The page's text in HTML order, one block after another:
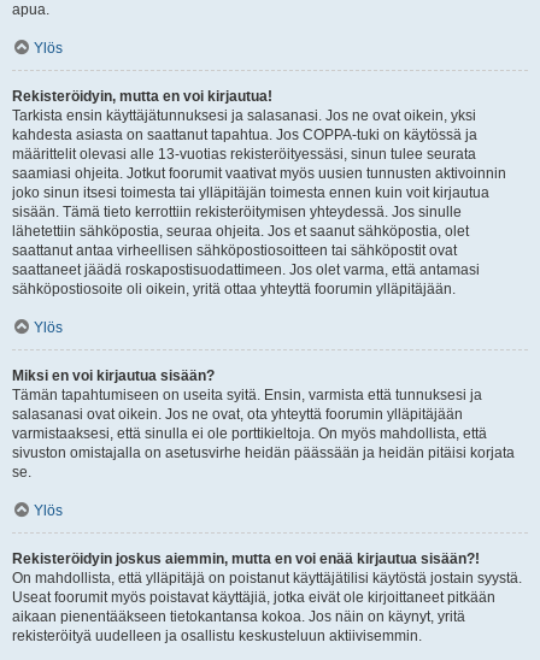
apua.
Ylös
Rekisteröidyin, mutta en voi kirjautua!
Tarkista ensin käyttäjätunnuksesi ja salasanasi. Jos ne ovat oikein, yksi
kahdesta asiasta on saattanut tapahtua. Jos COPPA-tuki on käytössä ja
määrittelit olevasi alle 13-vuotias rekisteröityessäsi, sinun tulee seurata
saamiasi ohjeita. Jotkut foorumit vaativat myös uusien tunnusten aktivoinnin
joko sinun itsesi toimesta tai ylläpitäjän toimesta ennen kuin voit kirjautua
sisään. Tämä tieto kerrottiin rekisteröitymisen yhteydessä. Jos sinulle
lähetettiin sähköpostia, seuraa ohjeita. Jos et saanut sähköpostia, olet
saattanut antaa virheellisen sähköpostiosoitteen tai sähköpostit ovat
saattaneet jäädä roskapostisuodattimeen. Jos olet varma, että antamasi
sähköpostiosoite oli oikein, yritä ottaa yhteyttä foorumin ylläpitäjään.
Ylös
Miksi en voi kirjautua sisään?
Tämän tapahtumiseen on useita syitä. Ensin, varmista että tunnuksesi ja
salasanasi ovat oikein. Jos ne ovat, ota yhteyttä foorumin ylläpitäjään
varmistaaksesi, että sinulla ei ole porttikieltoja. On myös mahdollista, että
sivuston omistajalla on asetusvirhe heidän päässään ja heidän pitäisi korjata
se.
Ylös
Rekisteröidyin joskus aiemmin, mutta en voi enää kirjautua sisään?!
On mahdollista, että ylläpitäjä on poistanut käyttäjätilisi käytöstä jostain syystä.
Useat foorumit myös poistavat käyttäjiä, jotka eivät ole kirjoittaneet pitkään
aikaan pienentääkseen tietokantansa kokoa. Jos näin on käynyt, yritä
rekisteröityä uudelleen ja osallistu keskusteluun aktiivisemmin.